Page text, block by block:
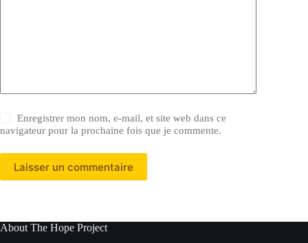
Enregistrer mon nom, e-mail, et site web dans ce
navigateur pour la prochaine fois que je commente.
Laisser un commentaire
About The Hope Project